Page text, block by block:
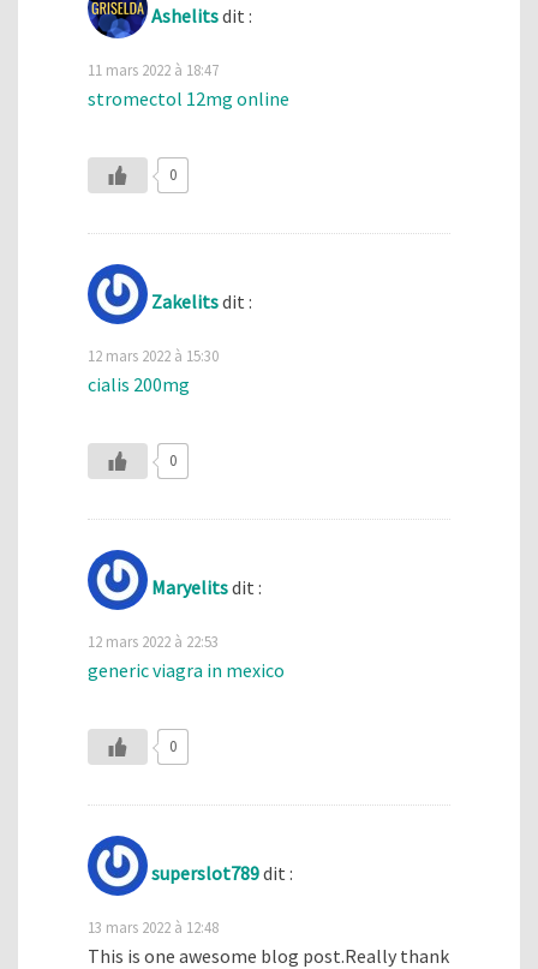
Ashelitsdit :
11 mars 2022 à 18:47
stromectol 12mg online
0
Zakelitsdit :
12 mars 2022 à 15:30
cialis 200mg
0
Maryelitsdit :
12 mars 2022 à 22:53
generic viagra in mexico
0
superslot789dit :
13 mars 2022 à 12:48
This is one awesome blog post.Really thank